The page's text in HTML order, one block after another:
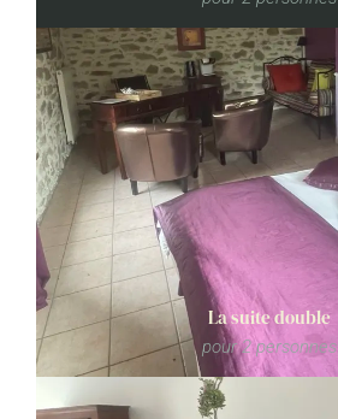
La suite double
pour 2 personnes
En savoir plus